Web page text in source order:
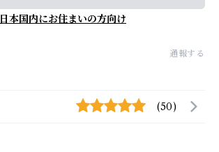
日本国内にお住まいの方向け
通報する
(50)